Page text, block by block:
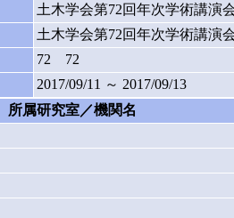
土木学会第72回年次学術講演
土木学会第72回年次学術講演
72 72
2017/09/11 ～ 2017/09/13
所属研究室／機関名